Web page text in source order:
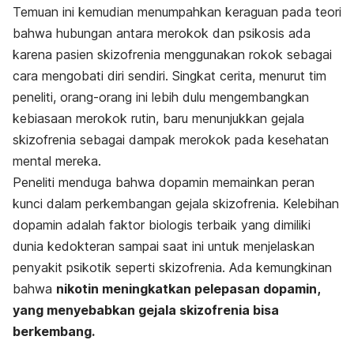
Temuan ini kemudian menumpahkan keraguan pada teori
bahwa hubungan antara merokok dan psikosis ada
karena pasien skizofrenia menggunakan rokok sebagai
cara mengobati diri sendiri. Singkat cerita, menurut tim
peneliti, orang-orang ini lebih dulu mengembangkan
kebiasaan merokok rutin, baru menunjukkan gejala
skizofrenia sebagai dampak merokok pada kesehatan
mental mereka.
Peneliti menduga bahwa dopamin memainkan peran
kunci dalam perkembangan gejala skizofrenia. Kelebihan
dopamin adalah faktor biologis terbaik yang dimiliki
dunia kedokteran sampai saat ini untuk menjelaskan
penyakit psikotik seperti skizofrenia. Ada kemungkinan
bahwa nikotin meningkatkan pelepasan dopamin,
yang menyebabkan gejala skizofrenia bisa
berkembang.